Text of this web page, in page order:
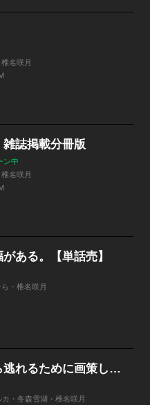
名咲月
誌掲載分冊版
ン中
名咲月
ある。【単話売】
・椎名咲月
政略結婚から逃れるために画策していたらいつの間にか悪役令嬢になっていた件
・冬森雪湖・椎名咲月